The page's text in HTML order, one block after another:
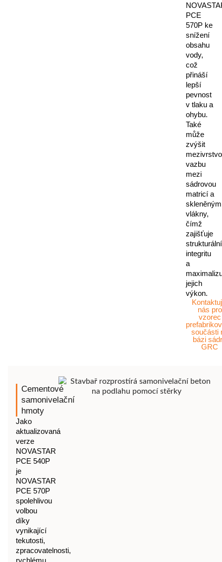
PCE
570P ke
snížení
obsahu
vody,
což
přináší
lepší
pevnost
v tlaku a
ohybu.
Také
může
zvýšit
vazbu
mezi
sádrovou
matricí a
vlákny,
čímž
zajišťuje
strukturální
integritu
a
jejich
výkon.
nás pro
vzorec
součásti
bázi
GRC
Cementové
samonivelační
hmoty
Jako
aktualizovaná
verze
NOVASTAR
PCE 540P
je
NOVASTAR
PCE 570P
spolehlivou
volbou
díky
vynikající
tekutosti,
zpracovatelnosti,
rychlému